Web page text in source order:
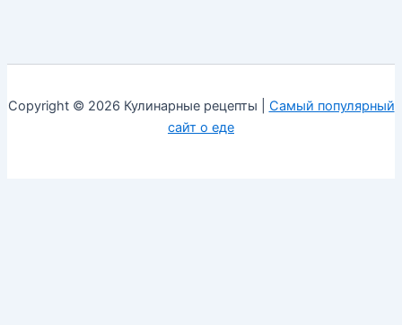
Copyright © 2026 Кулинарные рецепты | Самый популярный
сайт о еде